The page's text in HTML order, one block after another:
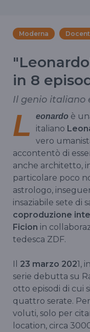
Moderna
in 8
Il genio italiano
L eonardo è
italiano
vero
accontentò di
anche architetto,
particolare poco
astrologo,
insaziabile sete di
coproduzione
Ficion in
tedesca ZDF.
Il 23 marzo 2021,
serie debutta su
otto episodi di cui
quattro serate.
voluti, solo per
location, circa